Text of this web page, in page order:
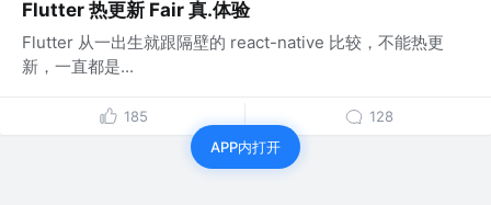
Flutter 热更新 Fair 真.体验
Flutter 从一出生就跟隔壁的 react-native 比较，不能热更
新，一直都是...
185
128
APP内打开